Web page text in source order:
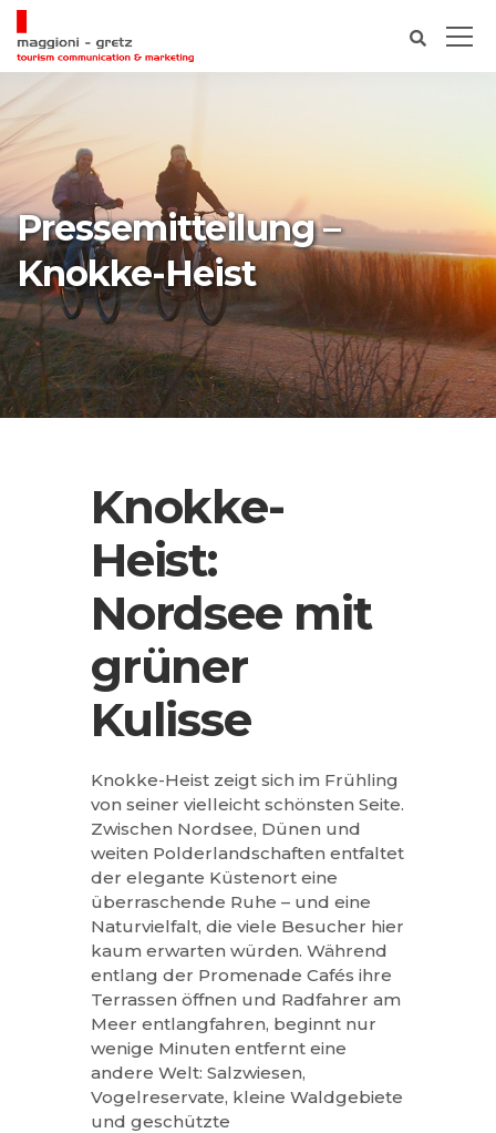
Pressemitteilung –
Knokke-Heist
Knokke-
Heist:
Nordsee mit
grüner
Kulisse
Knokke-Heist zeigt sich im Frühling
von seiner vielleicht schönsten Seite.
Zwischen Nordsee, Dünen und
weiten Polderlandschaften entfaltet
der elegante Küstenort eine
überraschende Ruhe – und eine
Naturvielfalt, die viele Besucher hier
kaum erwarten würden. Während
entlang der Promenade Cafés ihre
Terrassen öffnen und Radfahrer am
Meer entlangfahren, beginnt nur
wenige Minuten entfernt eine
andere Welt: Salzwiesen,
Vogelreservate, kleine Waldgebiete
und geschützte